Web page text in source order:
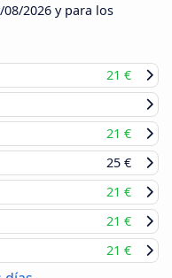
08/2026 y para los
21 €
21 €
25 €
21 €
21 €
21 €